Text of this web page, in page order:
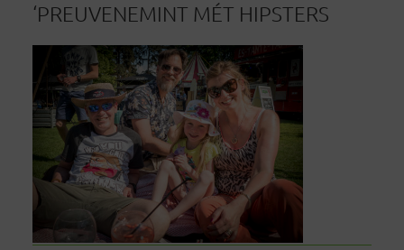
‘PREUVENEMINT MÉT HIPSTERS